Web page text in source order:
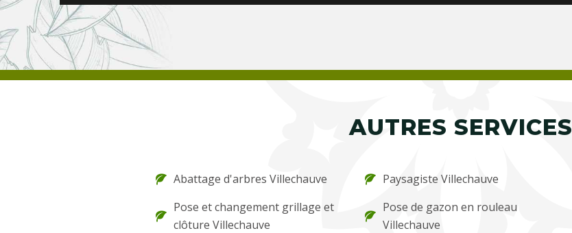
AUTRES SERVICES
Abattage d'arbres Villechauve
Pose et changement grillage et
clôture Villechauve
Paysagiste Villechauve
Pose de gazon en rouleau
Villechauve